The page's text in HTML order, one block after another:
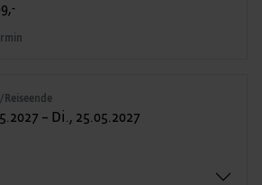
Reiseende
– Di., 25.05.2027